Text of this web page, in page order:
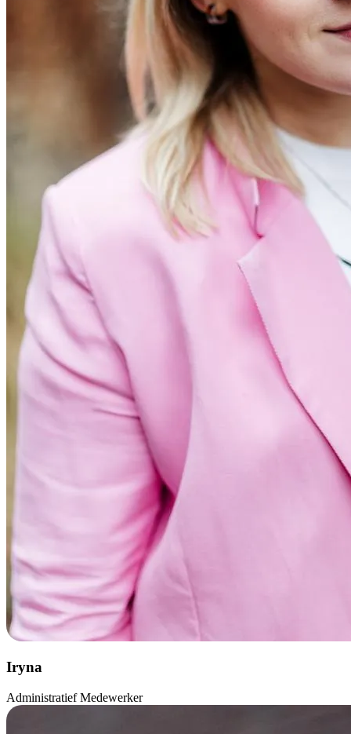
Iryna
Administratief Medewerker